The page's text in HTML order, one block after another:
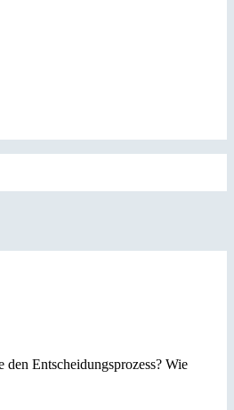
Entscheidungsprozess? Wie